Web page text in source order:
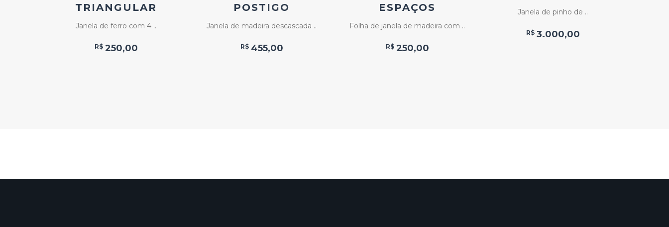
TRIANGULAR
Janela de ferro com 4 ..
R$ 250,00
POSTIGO
Janela de madeira descascada ..
R$ 455,00
ESPAÇOS
Folha de janela de madeira com ..
R$ 250,00
Janela de pinho de ..
R$ 3.000,00